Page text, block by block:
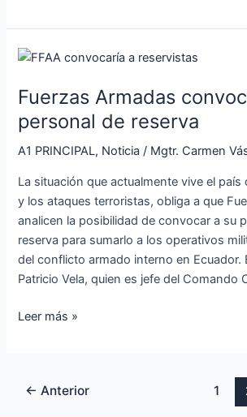
Fuerzas Armadas
personal de reserva
A1 PRINCIPAL, Noticia / Mgtr. Carmen
La situación que actualmente vive el país
y los ataques terroristas, obliga a que
analicen la posibilidad de convocar a su
reserva para sumarlo a los operativos
del conflicto armado interno en Ecuador.
Patricio Vela, quien es jefe del Comando
Fuerzas
convocaría
a
personal
de
Leer más »
← Anterior 1